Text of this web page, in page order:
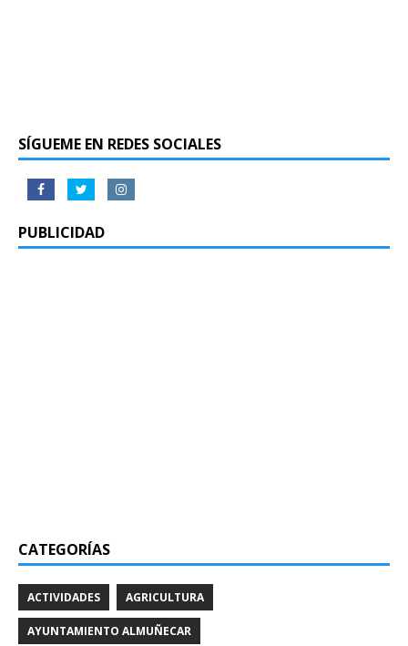
SÍGUEME EN REDES SOCIALES
PUBLICIDAD
CATEGORÍAS
ACTIVIDADES AGRICULTURA
AYUNTAMIENTO ALMUÑECAR